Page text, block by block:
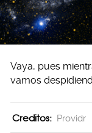
Vaya, pues
vamos
Creditos: Providr